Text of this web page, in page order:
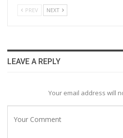
PREV NEXT
LEAVE A REPLY
Your email address will